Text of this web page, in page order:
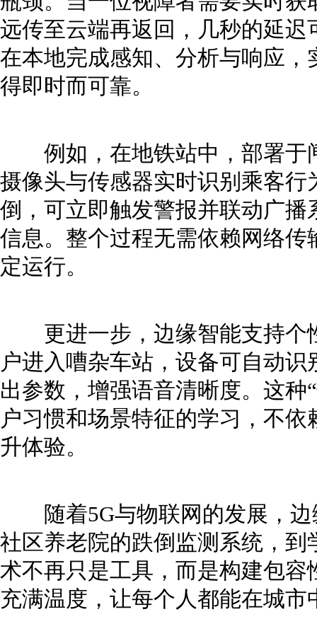
远传至云端再返回，几秒的延
在本地完成感知、分析与响应
得即时而可靠。
例如，在地铁站中，部署于
摄像头与传感器实时识别乘客
倒，可立即触发警报并联动广
信息。整个过程无需依赖网络
定运行。
更进一步，边缘智能支持个
户进入嘈杂车站，设备可自动
出参数，增强语音清晰度。这
户习惯和场景特征的学习，不
升体验。
随着5G与物联网的发展，边
社区养老院的跌倒监测系统，
术不再只是工具，而是构建包
充满温度，让每个人都能在城